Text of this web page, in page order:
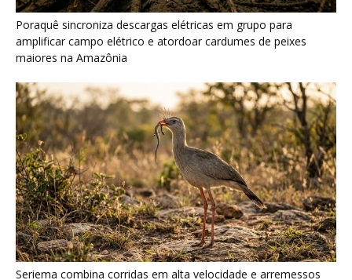
Seriema combina corridas em alta velocidade e arremessos
contra rochas para imobilizar serpentes peçonhentas no
cerrado
Serpente escavadora brasileira Tametara mirim reescreve a
evolução dos répteis